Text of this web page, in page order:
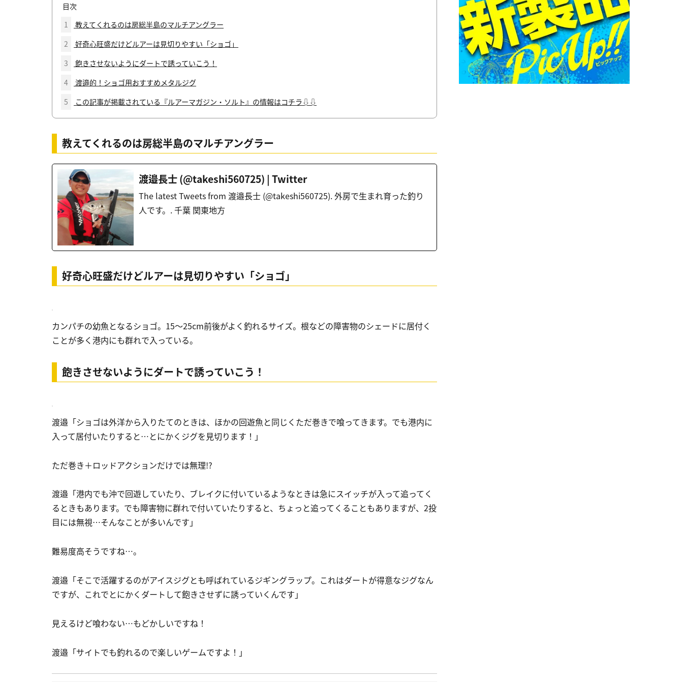
目次
1
教えてくれるのは房総半島のマルチアングラー
2
好奇心旺盛だけどルアーは見切りやすい「ショゴ」
3
飽きさせないようにダートで誘っていこう！
4
渡邉的！ショゴ用おすすめメタルジグ
5
この記事が掲載されている『ルアーマガジン・ソルト』の情報はコチラ⇩⇩
教えてくれるのは房総半島のマルチアングラー
渡邉長士 (@takeshi560725) | Twitter
The latest Tweets from 渡邉長士 (@takeshi560725). 外房で生まれ育った釣り
人です。. 千葉 関東地方
好奇心旺盛だけどルアーは見切りやすい「ショゴ」
カンパチの幼魚となるショゴ。15～25cm前後がよく釣れるサイズ。根などの障害物のシェードに居付く
ことが多く港内にも群れで入っている。
飽きさせないようにダートで誘っていこう！
渡邉 「ショゴは外洋から入りたてのときは、ほかの回遊魚と同じくただ巻きで喰ってきます。でも港内に
入って居付いたりすると…とにかくジグを見切ります！」
ただ巻き＋ロッドアクションだけでは無理!?
渡邉 「港内でも沖で回遊していたり、ブレイクに付いているようなときは急にスイッチが入って追ってく
るときもあります。でも障害物に群れで付いていたりすると、ちょっと追ってくることもありますが、2投
目には無視…そんなことが多いんです」
難易度高そうですね…。
渡邉 「そこで活躍するのがアイスジグとも呼ばれているジギングラップ。これはダートが得意なジグなん
ですが、これでとにかくダートして飽きさせずに誘っていくんです」
見えるけど喰わない…もどかしいですね！
渡邉 「サイトでも釣れるので楽しいゲームですよ！」